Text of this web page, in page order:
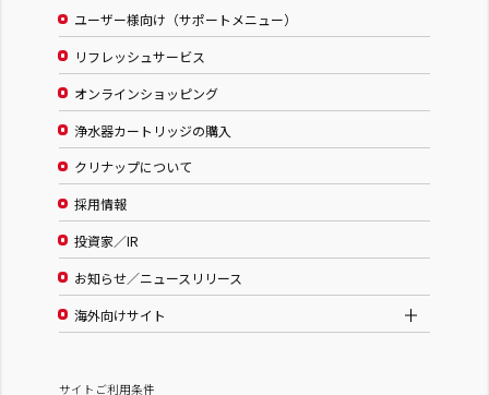
ユーザー様向け（サポートメニュー）
リフレッシュサービス
オンラインショッピング
浄水器カートリッジの購入
クリナップについて
採用情報
投資家／IR
お知らせ／ニュースリリース
海外向けサイト
サイトご利用条件